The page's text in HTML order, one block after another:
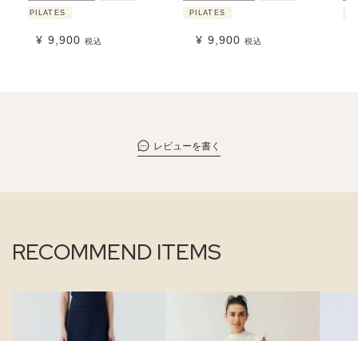
PILATES
¥ 9,900 税込
PILATES
¥ 9,900 税込
レビューを書く
RECOMMEND ITEMS